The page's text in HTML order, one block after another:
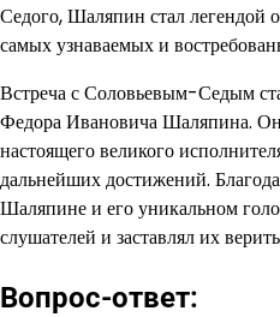
Седого, Шаляпин стал легендой
самых узнаваемых и
Встреча с Соловьевым-Седым
Федора Ивановича Шаляпина.
настоящего великого
дальнейших достижений.
Шаляпине и его уникальном
слушателей и заставлял их
Вопрос-ответ: